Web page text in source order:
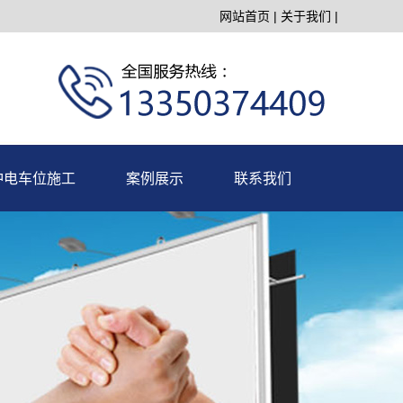
网站首页 | 关于我们 |
车位施工 案例展示 联系我们